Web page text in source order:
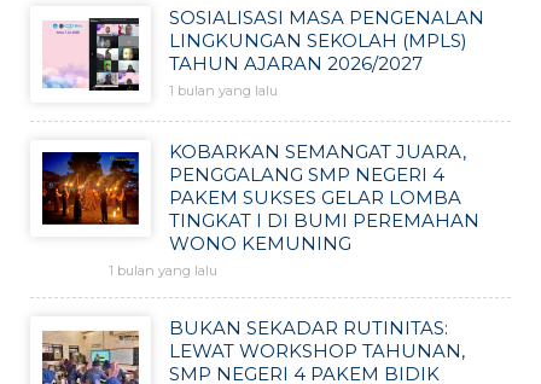
SOSIALISASI MASA PENGENALAN
LINGKUNGAN SEKOLAH (MPLS)
TAHUN AJARAN 2026/2027
1 bulan yang lalu
KOBARKAN SEMANGAT JUARA,
PENGGALANG SMP NEGERI 4
PAKEM SUKSES GELAR LOMBA
TINGKAT I DI BUMI PEREMAHAN
WONO KEMUNING
1 bulan yang lalu
BUKAN SEKADAR RUTINITAS:
LEWAT WORKSHOP TAHUNAN,
SMP NEGERI 4 PAKEM BIDIK